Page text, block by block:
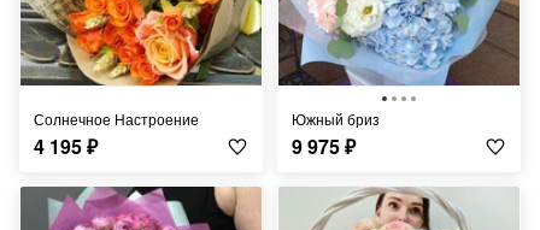
Солнечное Настроение
4 195₽
Южный бриз
9 975₽